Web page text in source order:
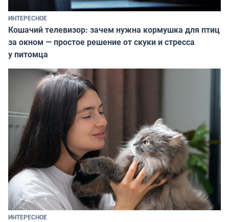
ИНТЕРЕСНОЕ
Кошачий телевизор: зачем нужна кормушка для птиц
за окном — простое решение от скуки и стресса
у питомца
ИНТЕРЕСНОЕ